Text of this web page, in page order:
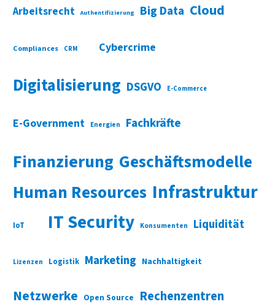
Arbeitsrecht Authentifizierung Big Data Cloud
Compliances CRM Cybercrime
Digitalisierung DSGVO E-Commerce
E-Government Energien Fachkräfte
Finanzierung Geschäftsmodelle
Human Resources Infrastruktur
IoT IT Security Konsumenten Liquidität
Lizenzen Logistik Marketing Nachhaltigkeit
Netzwerke Open Source Rechenzentren